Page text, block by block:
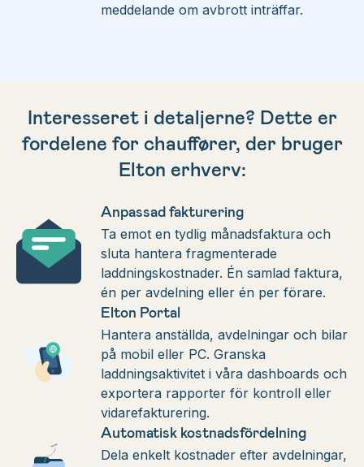
meddelande om avbrott inträffar.
Interesseret i detaljerne? Dette er
fordelene for chauffører, der bruger
Elton erhverv:
Anpassad fakturering
Ta emot en tydlig månadsfaktura och
sluta hantera fragmenterade
laddningskostnader. Én samlad faktura,
én per avdelning eller én per förare.
Elton Portal
Hantera anställda, avdelningar och bilar
på mobil eller PC. Granska
laddningsaktivitet i våra dashboards och
exportera rapporter för kontroll eller
vidarefakturering.
Automatisk kostnadsfördelning
Dela enkelt kostnader efter avdelningar,